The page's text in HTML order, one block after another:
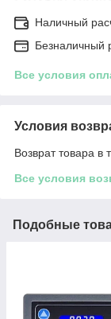
Наличный
Безналичный
Все условия
Условия
Возврат товара в
Все условия
Подобные